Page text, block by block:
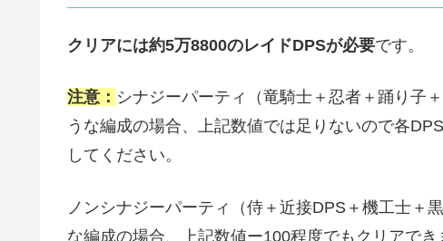
クリアには約5万8800のレイドDPSが必要です。
注意： シナジーパーティ（竜騎士＋忍者＋踊り子
うな編成の場合、上記数値では足りないので各
してください。
ノンシナジーパーティ（侍＋近接DPS＋機工士＋
な編成の場合、上記数値ー100程度でもクリアでき